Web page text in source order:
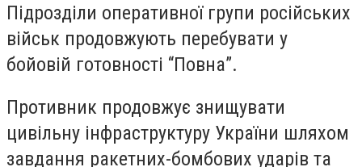
Підрозділи оперативної групи російських
військ продовжують перебувати у
бойовій готовності “Повна”.
Противник продовжує знищувати
цивільну інфраструктуру України шляхом
завдання ракетних-бомбових ударів та